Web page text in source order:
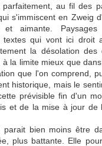
au fil des
s'immiscent en Zweig
et aimante.
textes qui vont ici droit
la désolation des
la limite mieux que
que l'on comprend,
historique, mais le
prévisible fin d'un
et de la mise à jour de
parait bien moins être
plus battante. Elle